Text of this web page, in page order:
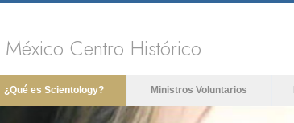
México Centro Histórico
¿Qué es Scientology? Ministros Voluntarios